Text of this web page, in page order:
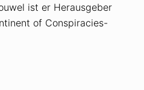
ist er Herausgeber
of Conspiracies-